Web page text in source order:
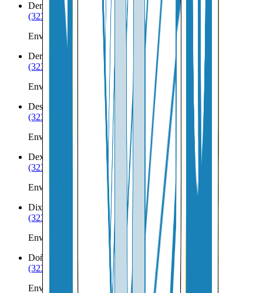
Deming
NM
(323) 953-8100
Envíos a Nicaragua desde Deming
Derry
(323) 953-8100
Envíos a Nicaragua desde Derry
Des Moines
(323) 953-8100
Envíos a Nicaragua desde Des Moines
Dexter
(323) 953-8100
Envíos a Nicaragua desde Dexter
Dixon
(323) 953-8100
Envíos a Nicaragua desde Dixon
Doña Ana
(323) 953-8100
Envíos a Nicaragua desde Doña Ana